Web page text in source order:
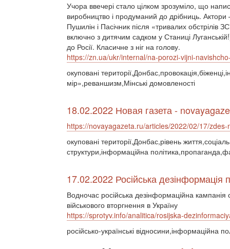
Учора ввечері стало цілком зрозуміло, що
виробництво і продуманий до дрібниць.
Пушилін і Пасічник після «тривалих
включно з дитячим садком у Станиці
до Росії. Класичне з ніг на голову.
https://zn.ua/ukr/internal/na-porozi-vijni-
окуповані
мір»,реваншизм,Мінські домовленості
18.02.2022 Новая газета -
https://novayagazeta.ru/articles/2022/02/17/
окуповані території,Донбас,рівень
структури,інформаційна
17.02.2022 Російська дезінформація
Водночас російська дезінформаційна
військового вторгнення в Україну
https://sprotyv.info/analitica/rosijska-
російсько-українські відносини,інформаційна